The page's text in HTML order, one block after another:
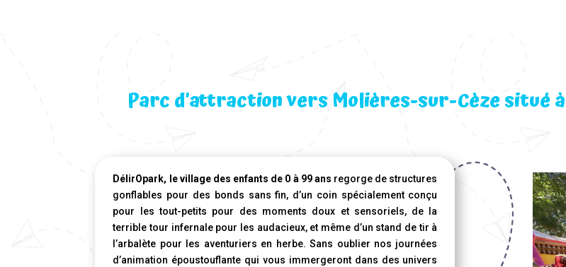
Parc d’attraction vers Molières-sur-Cèze situé
DélirOpark, le village des enfants de 0 à 99 ans regorge de structures
gonflables pour des bonds sans fin, d’un coin spécialement conçu
pour les tout-petits pour des moments doux et sensoriels, de la
terrible tour infernale pour les audacieux, et même d’un stand de tir à
l’arbalète pour les aventuriers en herbe. Sans oublier nos journées
d’animation époustouflante qui vous immergeront dans des univers